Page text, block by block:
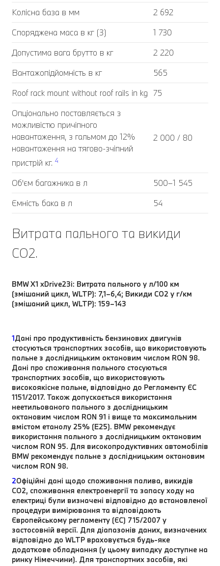
Колісна база в мм
2 692
Споряджена маса в кг (3)
1 730
Допустима вага брутто в кг
2 220
Вантажопідйомність в кг
565
Roof rack mount without roof rails in kg 75
Опціонально поставляється з
можливістю причіпного
навантаження, з гальмом до 12%
навантаження на тягово-зчіпний
пристрій кг. 4
2 000 / 80
Об'єм багажника в л
500–1 545
Ємність бака в л
54
Витрата пального та викиди
CO2.
BMW X1 xDrive23i: Витрата пального у л/100 км
(змішаний цикл, WLTP): 7,1–6,4; Викиди CO2 у г/км
(змішаний цикл, WLTP): 159–143
1Дані про продуктивність бензинових двигунів
стосуються транспортних засобів, що використовують
пальне з дослідницьким октановим числом RON 98.
Дані про споживання пального стосуються
транспортних засобів, що використовують
високоякісне пальне, відповідно до Регламенту ЄС
1151/2017. Також допускається використання
неетильованого пального з дослідницьким
октановим числом RON 91 і вище та максимальним
вмістом етанолу 25% (E25). BMW рекомендує
використання пального з дослідницьким октановим
числом RON 95. Для високопродуктивних автомобілів
BMW рекомендує пальне з дослідницьким октановим
числом RON 98.
2Офіційні дані щодо споживання палива, викидів
CO2, споживання електроенергії та запасу ходу на
електриці були визначені відповідно до встановленої
процедури вимірювання та відповідають
Європейському регламенту (ЄС) 715/2007 у
застосовній версії. Для діапазонів даних, визначених
відповідно до WLTP враховується будь-яке
додаткове обладнання (у цьому випадку доступне на
ринку Німеччини). Для транспортних засобів, які